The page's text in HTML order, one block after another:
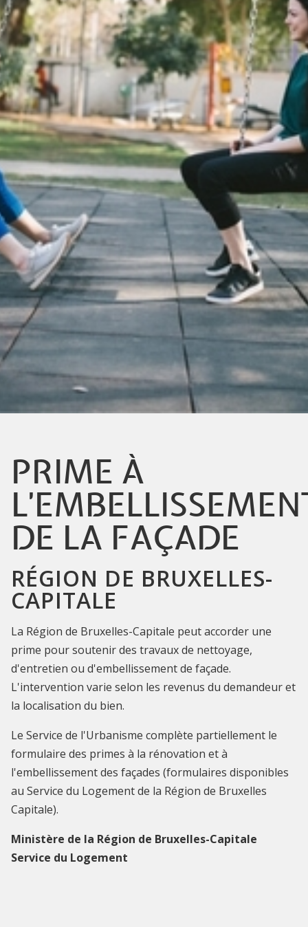
PRIME À
DE LA FAÇADE
RÉGION DE BRUXELLES-
CAPITALE
La Région de Bruxelles-Capitale peut accorder une
prime pour soutenir des travaux de nettoyage,
d'entretien ou d'embellissement de façade.
L'intervention varie selon les revenus du demandeur et
la localisation du bien.
Le Service de l'Urbanisme complète partiellement le
formulaire des primes à la rénovation et à
l'embellissement des façades (formulaires disponibles
au Service du Logement de la Région de Bruxelles
Capitale).
Ministère de la Région de Bruxelles-Capitale
Service du Logement